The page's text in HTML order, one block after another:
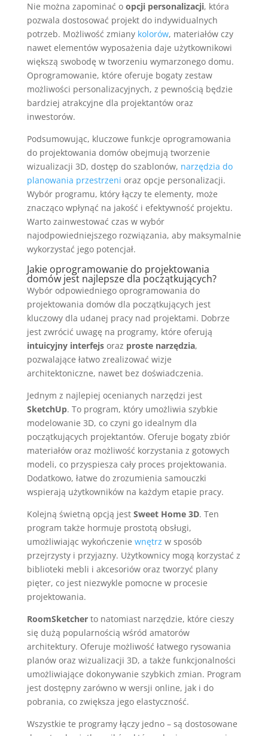
Nie można zapominać o opcji personalizacji, która
pozwala dostosować projekt do indywidualnych
potrzeb. Możliwość zmiany kolorów, materiałów czy
nawet elementów wyposażenia daje użytkownikowi
większą swobodę w tworzeniu wymarzonego domu.
Oprogramowanie, które oferuje bogaty zestaw
możliwości personalizacyjnych, z pewnością będzie
bardziej atrakcyjne dla projektantów oraz
inwestorów.
Podsumowując, kluczowe funkcje oprogramowania
do projektowania domów obejmują tworzenie
wizualizacji 3D, dostęp do szablonów, narzędzia do
planowania przestrzeni oraz opcje personalizacji.
Wybór programu, który łączy te elementy, może
znacząco wpłynąć na jakość i efektywność projektu.
Warto zainwestować czas w wybór
najodpowiedniejszego rozwiązania, aby maksymalnie
wykorzystać jego potencjał.
Jakie oprogramowanie do projektowania
domów jest najlepsze dla początkujących?
Wybór odpowiedniego oprogramowania do
projektowania domów dla początkujących jest
kluczowy dla udanej pracy nad projektami. Dobrze
jest zwrócić uwagę na programy, które oferują
intuicyjny interfejsoraz proste narzędzia,
pozwalające łatwo zrealizować wizje
architektoniczne, nawet bez doświadczenia.
Jednym z najlepiej ocenianych narzędzi jest
SketchUp. To program, który umożliwia szybkie
modelowanie 3D, co czyni go idealnym dla
początkujących projektantów. Oferuje bogaty zbiór
materiałów oraz możliwość korzystania z gotowych
modeli, co przyspiesza cały proces projektowania.
Dodatkowo, łatwe do zrozumienia samouczki
wspierają użytkowników na każdym etapie pracy.
Kolejną świetną opcją jest Sweet Home 3D. Ten
program także hormuje prostotą obsługi,
umożliwiając wykończenie wnętrz w sposób
przejrzysty i przyjazny. Użytkownicy mogą korzystać z
biblioteki mebli i akcesoriów oraz tworzyć plany
pięter, co jest niezwykle pomocne w procesie
projektowania.
RoomSketcherto natomiast narzędzie, które cieszy
się dużą popularnością wśród amatorów
architektury. Oferuje możliwość łatwego rysowania
planów oraz wizualizacji 3D, a także funkcjonalności
umożliwiające dokonywanie szybkich zmian. Program
jest dostępny zarówno w wersji online, jak i do
pobrania, co zwiększa jego elastyczność.
Wszystkie te programy łączy jedno – są dostosowane